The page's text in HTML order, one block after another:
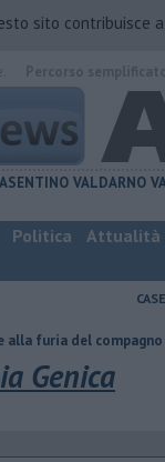
sito contribuisce
VALDARNO
Politica Attualità
compagno
Genica